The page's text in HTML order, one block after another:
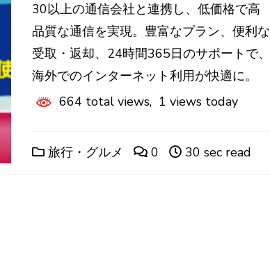
30以上の通信会社と連携し、低価格で高
品質な通信を実現。豊富なプラン、便利な
受取・返却、24時間365日のサポートで、
海外でのインターネット利用が快適に。
664 total views, 1 views today
旅行・グルメ 0 30 sec read